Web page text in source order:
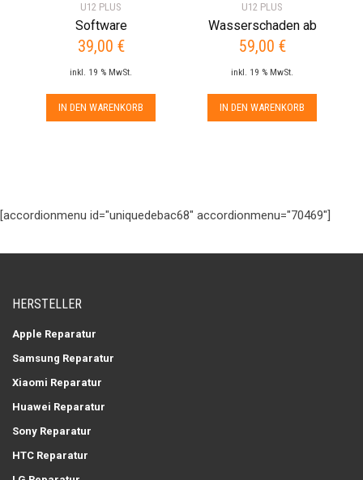
U12 PLUS
Software
39,00 €
inkl. 19 % MwSt.
IN DEN WARENKORB
U12 PLUS
Wasserschaden ab
59,00 €
inkl. 19 % MwSt.
IN DEN WARENKORB
[accordionmenu id="uniquedebac68" accordionmenu="70469"]
HERSTELLER
Apple Reparatur
Samsung Reparatur
Xiaomi Reparatur
Huawei Reparatur
Sony Reparatur
HTC Reparatur